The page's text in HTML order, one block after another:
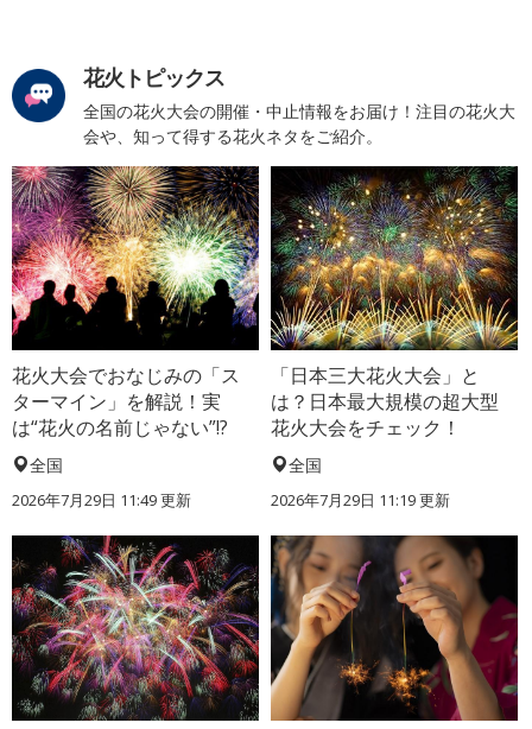
花火トピックス
全国の花火大会の開催・中止情報をお届け！注目の花火大
会や、知って得する花火ネタをご紹介。
花火大会でおなじみの「ス
ターマイン」を解説！実
は“花火の名前じゃない”!?
全国
2026年7月29日 11:49 更新
「日本三大花火大会」と
は？日本最大規模の超大型
花火大会をチェック！
全国
2026年7月29日 11:19 更新